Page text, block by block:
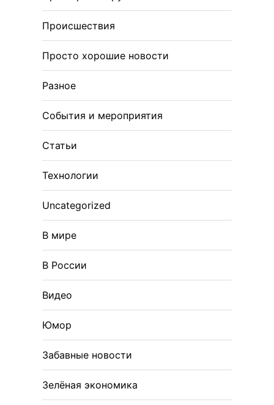
Происшествия
Просто хорошие новости
Разное
События и мероприятия
Статьи
Технологии
Uncategorized
В мире
В России
Видео
Юмор
Забавные новости
Зелёная экономика